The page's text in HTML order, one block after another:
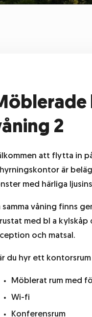
2
att flytta in
är
med härliga
samma våning finns
med bl a kylskåp
och matsal.
du hyr ett
Möblerat rum med
Wi-fi
Konferensrum